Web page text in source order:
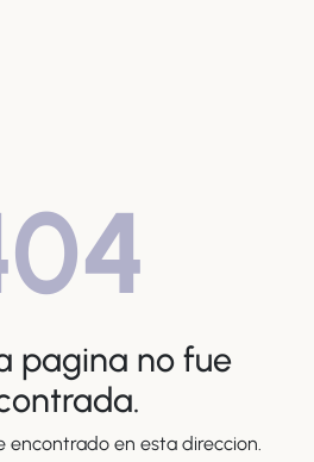
pagina no fue
encontrado en esta direccion.